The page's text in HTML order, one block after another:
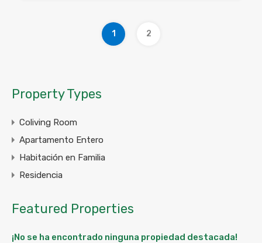
1 2
Property Types
Coliving Room
Apartamento Entero
Habitación en Familia
Residencia
Featured Properties
¡No se ha encontrado ninguna propiedad destacada!